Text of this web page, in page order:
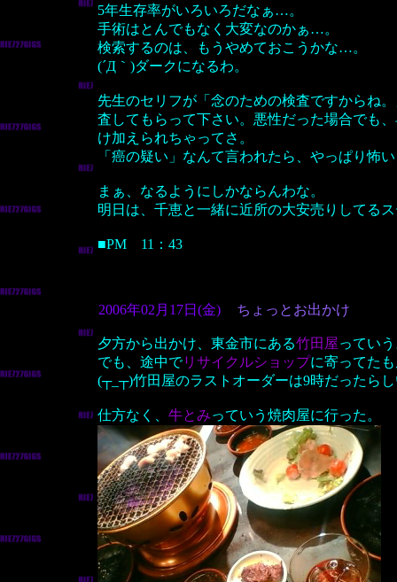
5年生存率がいろいろだなぁ…。
手術はとんでもなく大変なのかぁ…。
検索するのは、もうやめておこうかな…。
(´Д｀)ダークになるわ。
先生のセリフが「念のための検査ですからね
査してもらって下さい。悪性だった場合でも
け加えられちゃってさ。
「癌の疑い」なんて言われたら、やっぱり怖
まぁ、なるようにしかならんわな。
明日は、千恵と一緒に近所の大安売りしてる
■PM 11：43
2006年02月17日(金) ちょっとお出かけ
夕方から出かけ、東金市にある竹田屋ってい
でも、途中でリサイクルショップに寄ってた
(┬_┬)竹田屋のラストオーダーは9時だったら
仕方なく、 牛とみっていう焼肉屋に行った。